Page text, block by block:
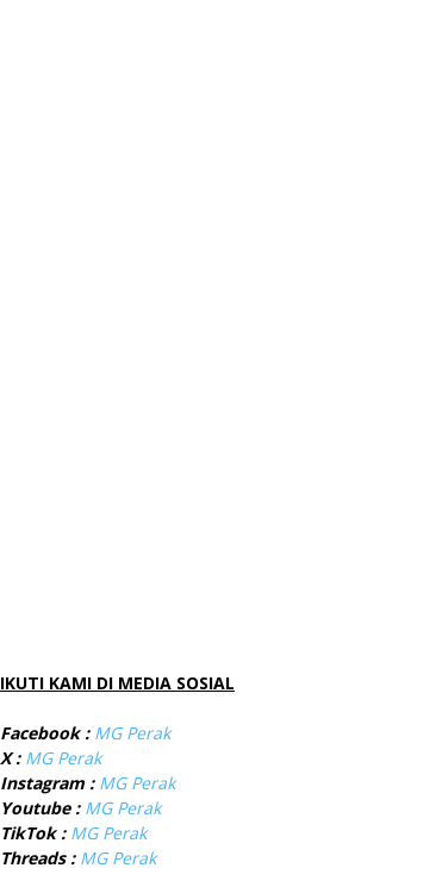
IKUTI KAMI DI MEDIA SOSIAL
Facebook : MG Perak
X : MG Perak
Instagram : MG Perak
Youtube : MG Perak
TikTok : MG Perak
Threads : MG Perak